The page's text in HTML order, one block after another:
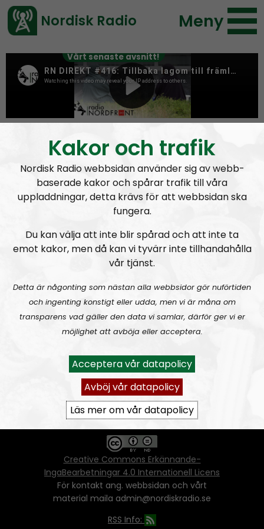
Vårt senaste avsnitt!
Nordisk Radio Meny
Ansvarig utgivare:Vera Oredsson
Vårdatapolicy
Du får kopiera och sprida vårt material
oförändrat, men uppge oss som källa.
Om ni vill sprida ett urklipp ni själva skapat
går även det bra, så länge det inte görs med
ett vinstdrivande syfte - då behöver ni
skriftlig tillåtelse från oss.
Creative Commons Erkännande-
IngaBearbetningar 4.0 Internationell Licens
För kontakt ang. webbsidan och vårt
material maila admin@nordiskradio.se
RSS Info:
Kakor och trafik
Nordisk Radio webbsidan använder sig av webb-
baserade kakor och spårar trafik till våra
uppladdningar, detta krävs för att webbsidan ska
fungera.
Du kan välja att inte blir spårad och att inte ta
emot kakor, men då kan vi tyvärr inte tillhandahålla
vår tjänst.
Detta är någonting som nästan alla webbsidor gör nuförtiden
och ingenting konstigt eller udda, men vi är måna om
transparens vad gäller den data vi samlar, därför ger vi er
möjlighet att avböja eller acceptera.
Acceptera vår datapolicy
Avböj vår datapolicy
Läs mer om vår datapolicy